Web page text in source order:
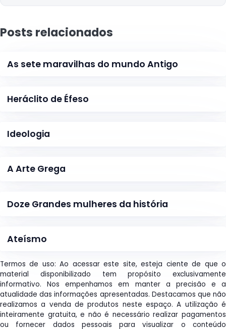
Posts relacionados
As sete maravilhas do mundo Antigo
Heráclito de Éfeso
Ideologia
A Arte Grega
Doze Grandes mulheres da história
Ateísmo
Termos de uso: Ao acessar este site, esteja ciente de que o
material disponibilizado tem propósito exclusivamente
informativo. Nos empenhamos em manter a precisão e a
atualidade das informações apresentadas. Destacamos que não
realizamos a venda de produtos neste espaço. A utilização é
inteiramente gratuita, e não é necessário realizar pagamentos
ou fornecer dados pessoais para visualizar o conteúdo